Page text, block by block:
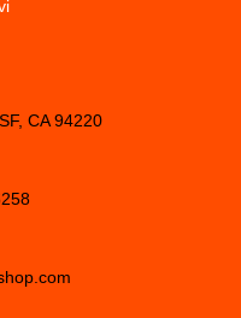
CA 94220